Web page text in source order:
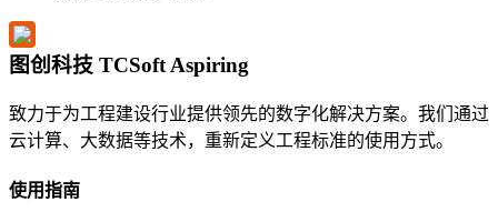
图创科技 TCSoft Aspiring
致力于为工程建设行业提供领先的数字化解决方案。我们通过
云计算、大数据等技术，重新定义工程标准的使用方式。
使用指南